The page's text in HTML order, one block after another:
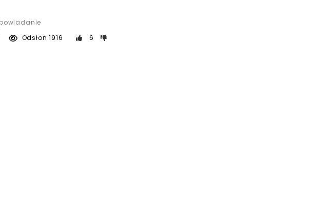
Odsłon 1916 6